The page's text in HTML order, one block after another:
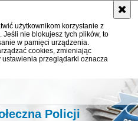
użytkownikom korzystanie z
Jeśli nie blokujesz tych plików, to
w pamięci urządzenia.
cookies, zmieniając
przeglądarki oznacza
Policji